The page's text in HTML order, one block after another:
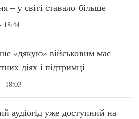
– у світі ставало більше
18:44
«дякую» військовим має
діях і підтримці
18:03
аудіогід уже доступний на